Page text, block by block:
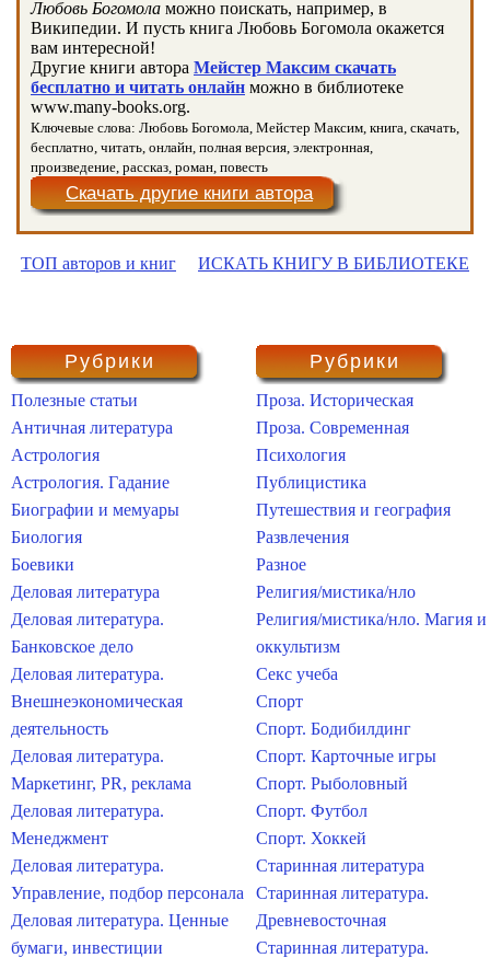
Любовь Богомола можно поискать, например, в
Википедии. И пусть книга Любовь Богомола окажется
вам интересной!
Другие книги автора Мейстер Максим скачать
бесплатно и читать онлайн можно в библиотеке
www.many-books.org.
Ключевые слова: Любовь Богомола, Мейстер Максим, книга, скачать,
бесплатно, читать, онлайн, полная версия, электронная,
произведение, рассказ, роман, повесть
Скачать другие книги автора
ТОП авторов и книг ИСКАТЬ КНИГУ В БИБЛИОТЕКЕ
Рубрики
Полезные статьи
Античная литература
Астрология
Астрология. Гадание
Биографии и мемуары
Биология
Боевики
Деловая литература
Деловая литература.
Банковское дело
Деловая литература.
Внешнеэкономическая
деятельность
Деловая литература.
Маркетинг, PR, реклама
Деловая литература.
Менеджмент
Деловая литература.
Управление, подбор персонала
Деловая литература. Ценные
бумаги, инвестиции
Рубрики
Проза. Историческая
Проза. Современная
Психология
Публицистика
Путешествия и география
Развлечения
Разное
Религия/мистика/нло
Религия/мистика/нло. Магия и
оккультизм
Секс учеба
Спорт
Спорт. Бодибилдинг
Спорт. Карточные игры
Спорт. Рыболовный
Спорт. Футбол
Спорт. Хоккей
Старинная литература
Старинная литература.
Древневосточная
Старинная литература.